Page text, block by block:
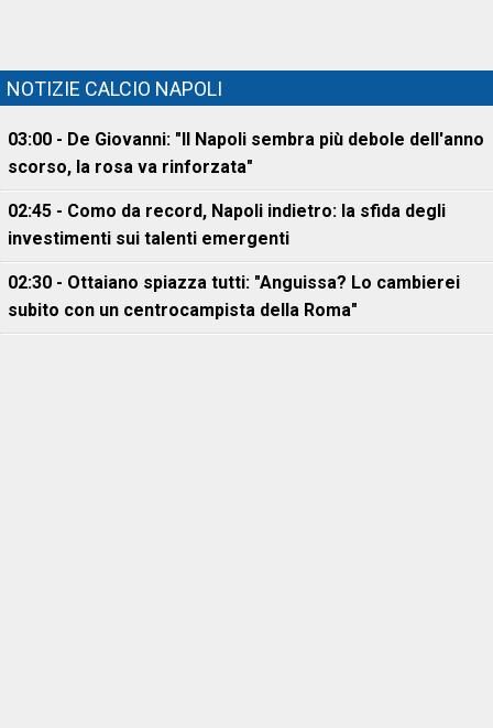
NOTIZIE CALCIO NAPOLI
03:00 - De Giovanni: "Il Napoli sembra più debole dell'anno
scorso, la rosa va rinforzata"
02:45 - Como da record, Napoli indietro: la sfida degli
investimenti sui talenti emergenti
02:30 - Ottaiano spiazza tutti: "Anguissa? Lo cambierei
subito con un centrocampista della Roma"